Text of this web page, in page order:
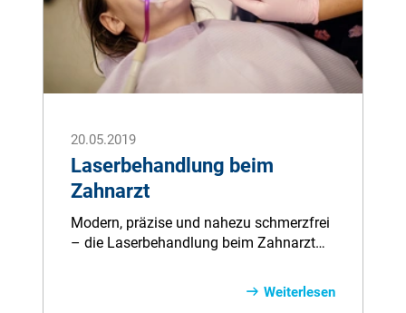
20.05.2019
Laserbehandlung beim
Zahnarzt
Modern, präzise und nahezu schmerzfrei
– die Laserbehandlung beim Zahnarzt
Parodontitis oder Implantaten: Der Laser
ermöglicht schonende Eingriffe, kürzere
Weiterlesen